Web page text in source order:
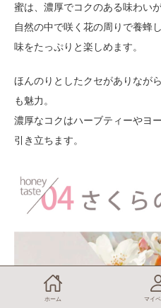
蜜は、濃厚でコクのある味わい
自然の中で咲く花の周りで養蜂
味をたっぷりと楽しめます。
ほんのりとしたクセがありなが
も魅力。
濃厚なコクはハーブティーやヨ
引き立ちます。
ホーム マイ